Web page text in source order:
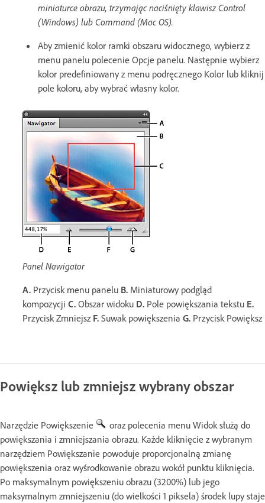
miniaturce obrazu, trzymając naciśnięty klawisz Control
(Windows) lub Command (Mac OS).
Aby zmienić kolor ramki obszaru widocznego, wybierz z
menu panelu polecenie Opcje panelu. Następnie wybierz
kolor predefiniowany z menu podręcznego Kolor lub kliknij
pole koloru, aby wybrać własny kolor.
Panel Nawigator
A. Przycisk menu panelu B. Miniaturowy podgląd
kompozycji C. Obszar widoku D. Pole powiększania tekstu E.
Przycisk Zmniejsz F. Suwak powiększenia G. Przycisk Powiększ
Powiększ lub zmniejsz wybrany obszar
Narzędzie Powiększenie
oraz polecenia menu Widok służą do
powiększania i zmniejszania obrazu. Każde kliknięcie z wybranym
narzędziem Powiększanie powoduje proporcjonalną zmianę
powiększenia oraz wyśrodkowanie obrazu wokół punktu kliknięcia.
Po maksymalnym powiększeniu obrazu (3200%) lub jego
maksymalnym zmniejszeniu (do wielkości 1 piksela) środek lupy staje